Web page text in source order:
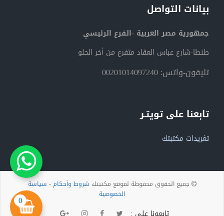
0
بيانات التواصل
جمهورية مصر العربية -الفرع الرئيسي
طنطا-شارع عباس العقاد متفرع من أخر الحلو
تليفون-واتس: 00201014097240
تابعنا على تويتـر
تغريدات مكتبتك
جميع الحقوق محفوظة لموقع مكتبتك شروط وأحكام- سياسة
الخصوصية